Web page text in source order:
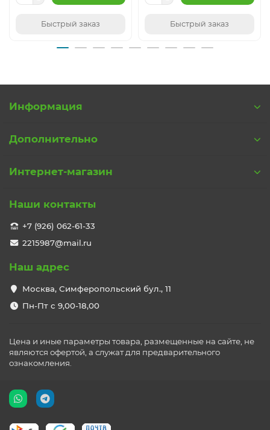
Быстрый заказ Быстрый заказ
Информация
Дополнительно
Интернет-магазин
Наши контакты
+7 (926) 062-61-33
2215987@mail.ru
Наш адрес
Москва, Симферопольский бул., 11
Пн-Пт с 9,00-18,00
Цена и иные параметры товара, размещенные на сайте, не
являются офертой, а служат для предварительного
ознакомления.